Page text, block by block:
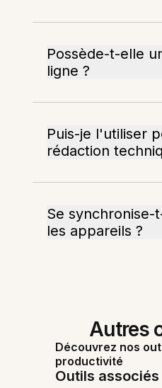
Possède-t-elle
ligne ?
Puis-je l'utiliser
rédaction
Se synchronise-
les appareils ?
Autres
Découvrez nos
productivité
Outils associés